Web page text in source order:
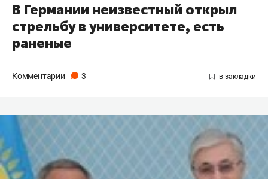
В Германии неизвестный открыл
стрельбу в университете, есть
раненые
Комментарии 3